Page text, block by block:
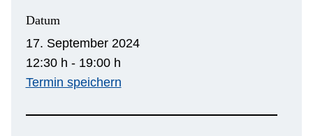
Datum
17. September 2024
12:30 h - 19:00 h
Termin speichern